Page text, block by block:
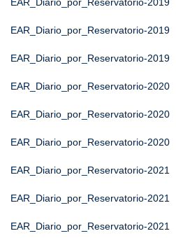
EAR_Diario_por_Reservatorio-2019
EAR_Diario_por_Reservatorio-2019
EAR_Diario_por_Reservatorio-2020
EAR_Diario_por_Reservatorio-2020
EAR_Diario_por_Reservatorio-2020
EAR_Diario_por_Reservatorio-2021
EAR_Diario_por_Reservatorio-2021
EAR_Diario_por_Reservatorio-2021